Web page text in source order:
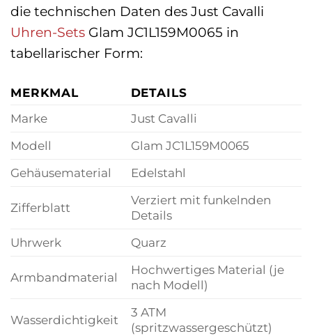
die technischen Daten des Just Cavalli
Uhren-Sets Glam JC1L159M0065 in
tabellarischer Form:
MERKMAL
DETAILS
Marke
Just Cavalli
Modell
Glam JC1L159M0065
Gehäusematerial
Edelstahl
Zifferblatt
Verziert mit funkelnden
Details
Uhrwerk
Quarz
Armbandmaterial
Hochwertiges Material (je
nach Modell)
Wasserdichtigkeit
3 ATM
(spritzwassergeschützt)